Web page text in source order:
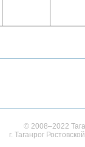
© 2008–2022
г. Таганрог